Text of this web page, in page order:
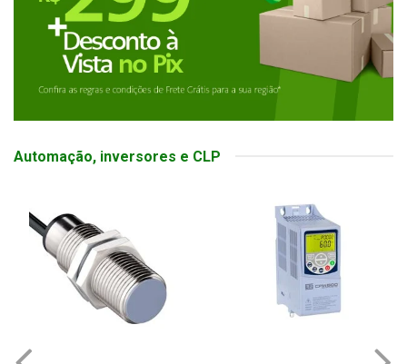
Automação, inversores e CLP